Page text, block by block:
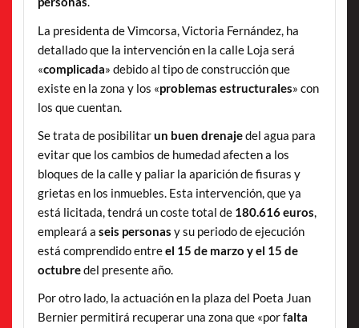
La presidenta de Vimcorsa, Victoria Fernández, ha
detallado que la intervención en la calle Loja será
«complicada» debido al tipo de construcción que
existe en la zona y los «problemas estructurales» con
los que cuentan.
Se trata de posibilitarun buen drenajedel agua para
evitar que los cambios de humedad afecten a los
bloques de la calle y paliar la aparición de fisuras y
grietas en los inmuebles. Esta intervención, que ya
está licitada, tendrá un coste total de180.616 euros,
empleará a seis personas y su periodo de ejecución
está comprendido entreel 15 de marzo y el 15 de
octubredel presente año.
Por otro lado, la actuación en la plaza del Poeta Juan
Bernier permitirá recuperar una zona que «por falta